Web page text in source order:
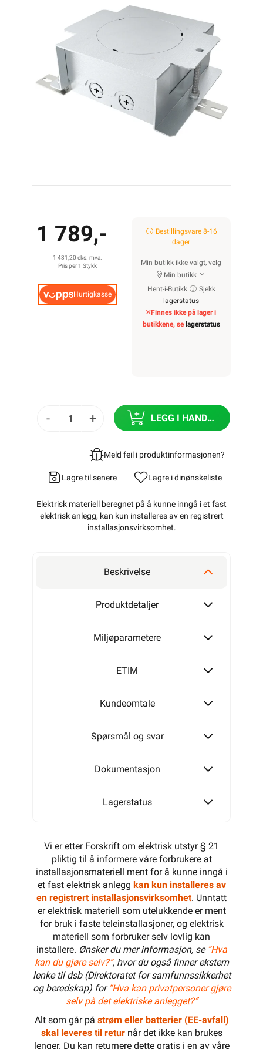
1 789,-
1 431,20 eks. mva.
Pris per 1 Stykk
Hurtigkasse
Bestillingsvare 8-16
dager
Min butikk ikke valgt, velg
Min butikk
Hent-i-Butikk
Sjekk
lagerstatus
Finnes ikke på lager i
butikkene, se lagerstatus
- + LEGG I HANDLEKURV
Meld feil i produktinformasjonen?
Lagre til senere Lagre i dinønskeliste
Elektrisk materiell beregnet på å kunne inngå i et fast
elektrisk anlegg, kan kun installeres av en registrert
installasjonsvirksomhet.
Beskrivelse
Produktdetaljer
Miljøparametere
ETIM
Kundeomtale
Spørsmål og svar
Dokumentasjon
Lagerstatus
Vi er etter Forskrift om elektrisk utstyr § 21
pliktig til å informere våre forbrukere at
installasjonsmateriell ment for å kunne inngå i
et fast elektrisk anlegg kan kun installeres av
en registrert installasjonsvirksomhet. Unntatt
er elektrisk materiell som utelukkende er ment
for bruk i faste teleinstallasjoner, og elektrisk
materiell som forbruker selv lovlig kan
installere. Ønsker du mer informasjon, se ”Hva
kan du gjøre selv?”, hvor du også finner ekstern
lenke til dsb (Direktoratet for samfunnssikkerhet
og beredskap) for “Hva kan privatpersoner gjøre
selv på det elektriske anlegget?”
Alt som går på strøm eller batterier (EE-avfall)
skal leveres til returnår det ikke kan brukes
lenger. Du kan returnere dette gratis i en av våre